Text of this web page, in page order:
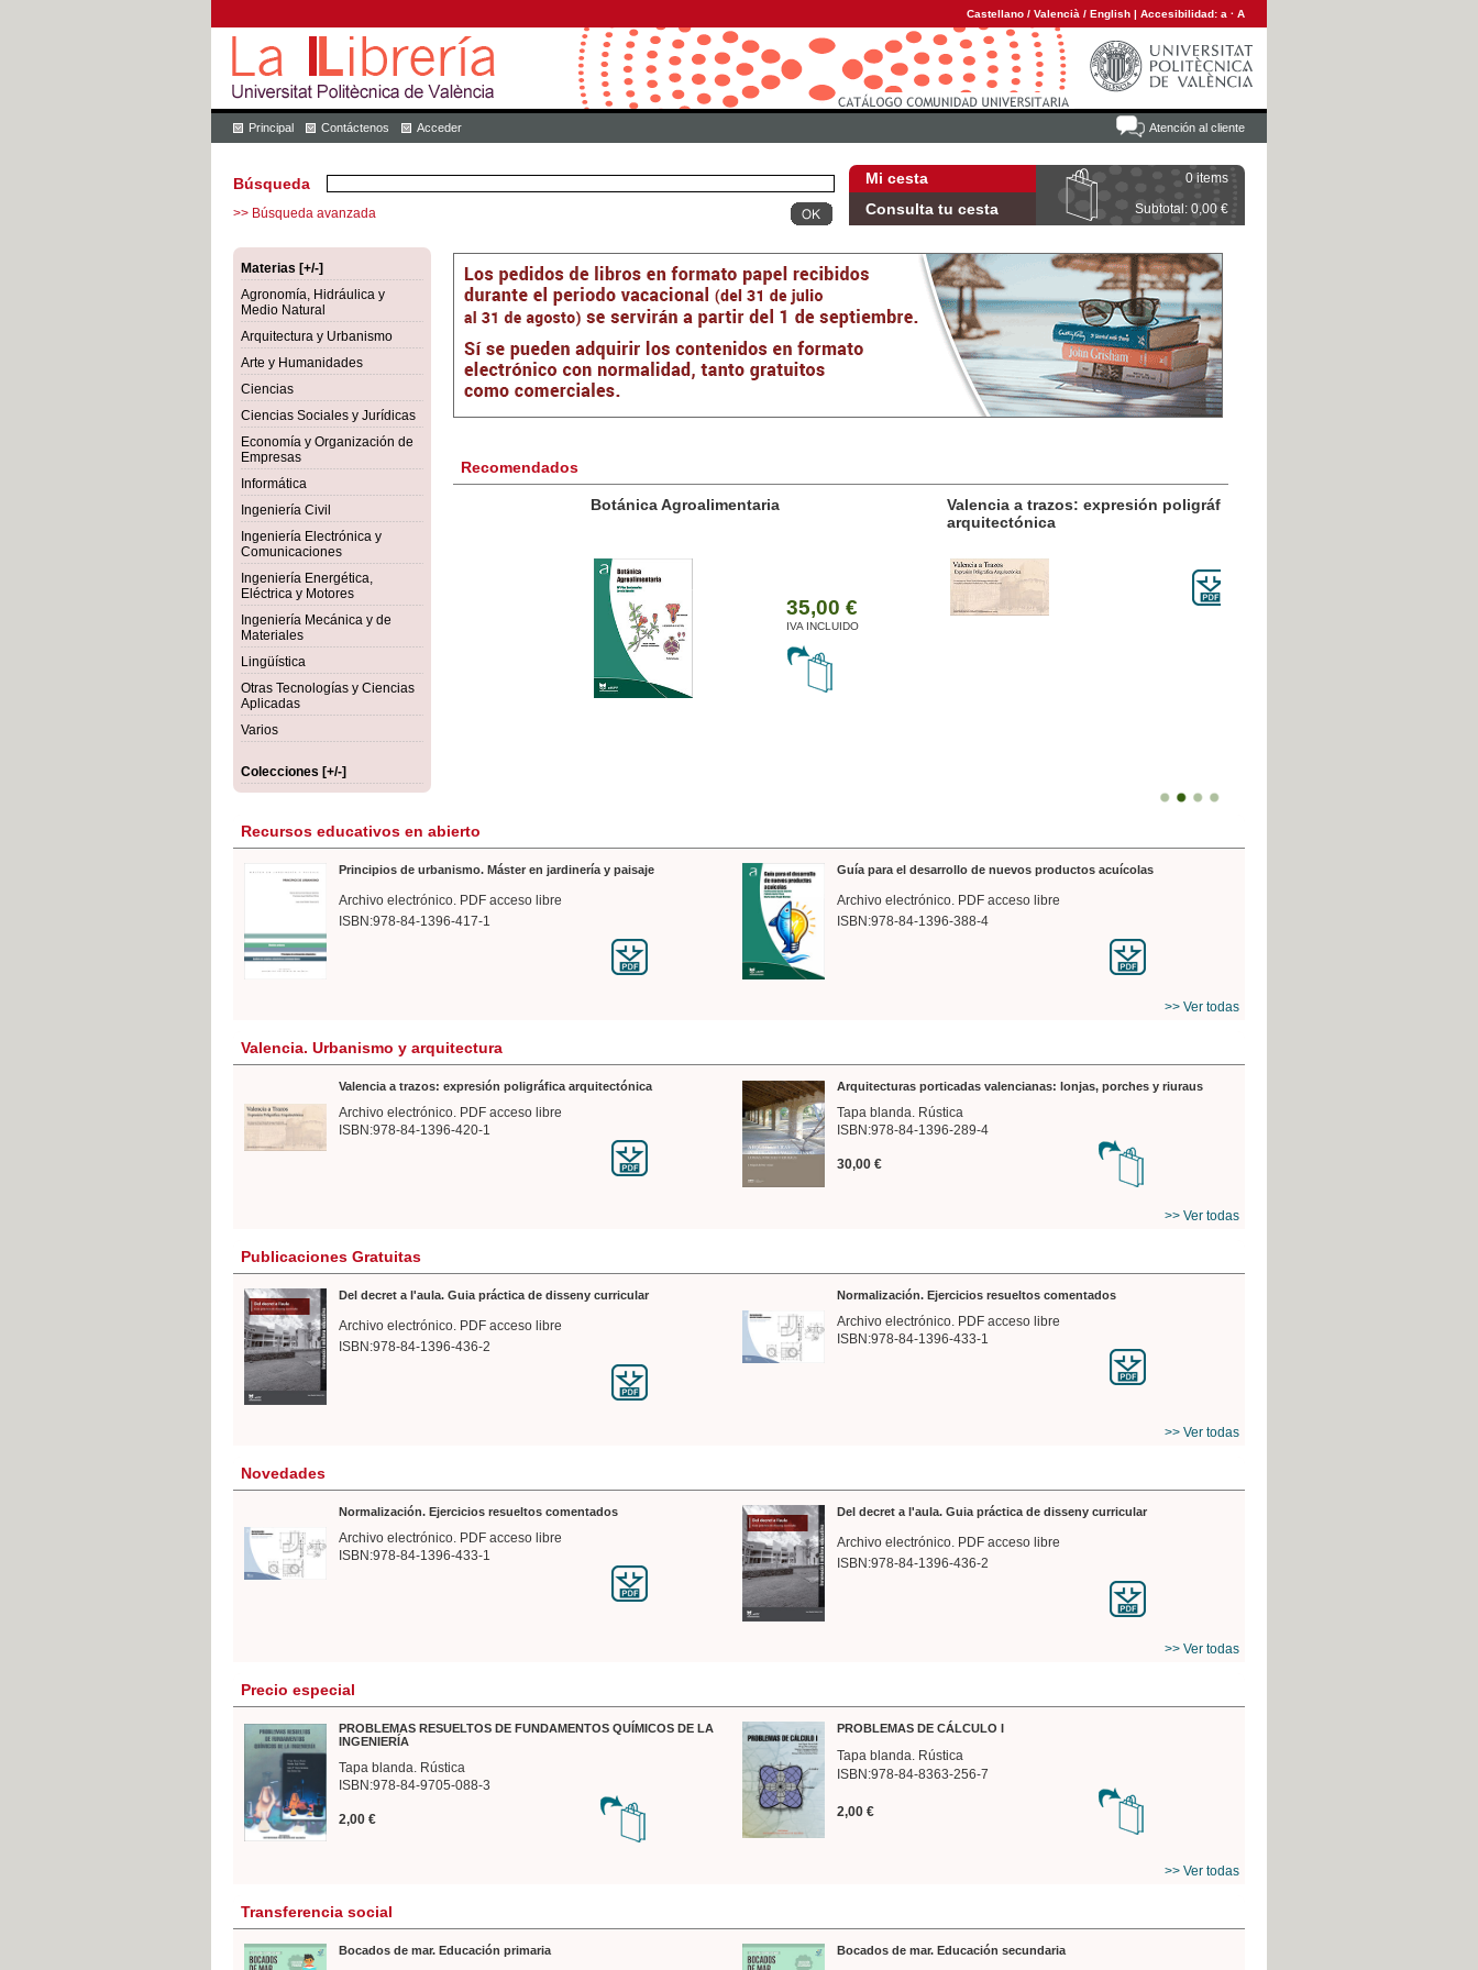
Castellano / Valencià / English | Accesibilidad: a · A
Atención al cliente
Principal Contáctenos Acceder
Mi cesta 0 items
Consulta tu cesta Subtotal: 0,00 €
Búsqueda
>> Búsqueda avanzada
Materias [+/-]
Agronomía, Hidráulica y
Medio Natural
Arquitectura y Urbanismo
Arte y Humanidades
Ciencias
Ciencias Sociales y Jurídicas
Economía y Organización de
Empresas
Informática
Ingeniería Civil
Ingeniería Electrónica y
Comunicaciones
Ingeniería Energética,
Eléctrica y Motores
Ingeniería Mecánica y de
Materiales
Lingüística
Otras Tecnologías y Ciencias
Aplicadas
Varios
Colecciones [+/-]
Recomendados
Botánica Agroalimentaria
35,00 €
IVA INCLUIDO
Valencia a trazos: expresión poligráfica
Recursos educativos en abierto
Principios de urbanismo. Máster en jardinería y paisaje
Archivo electrónico. PDF acceso libre
ISBN:978-84-1396-417-1
Guía para el desarrollo de nuevos productos acuícolas
Archivo electrónico. PDF acceso libre
ISBN:978-84-1396-388-4
>> Ver todas
Valencia. Urbanismo y arquitectura
Valencia a trazos: expresión poligráfica arquitectónica
Archivo electrónico. PDF acceso libre
ISBN:978-84-1396-420-1
Arquitecturas porticadas valencianas: lonjas, porches y riuraus
Tapa blanda. Rústica
ISBN:978-84-1396-289-4
30,00 €
>> Ver todas
Publicaciones Gratuitas
Del decret a l'aula. Guia práctica de disseny curricular
Archivo electrónico. PDF acceso libre
ISBN:978-84-1396-436-2
Normalización. Ejercicios resueltos comentados
Archivo electrónico. PDF acceso libre
ISBN:978-84-1396-433-1
>> Ver todas
Novedades
Normalización. Ejercicios resueltos comentados
Archivo electrónico. PDF acceso libre
ISBN:978-84-1396-433-1
Del decret a l'aula. Guia práctica de disseny curricular
Archivo electrónico. PDF acceso libre
ISBN:978-84-1396-436-2
>> Ver todas
Precio especial
PROBLEMAS RESUELTOS DE FUNDAMENTOS QUÍMICOS DE LA
INGENIERÍA
Tapa blanda. Rústica
ISBN:978-84-9705-088-3
2,00 €
PROBLEMAS DE CÁLCULO I
Tapa blanda. Rústica
ISBN:978-84-8363-256-7
2,00 €
>> Ver todas
Transferencia social
Bocados de mar. Educación primaria Bocados de mar. Educación secundaria